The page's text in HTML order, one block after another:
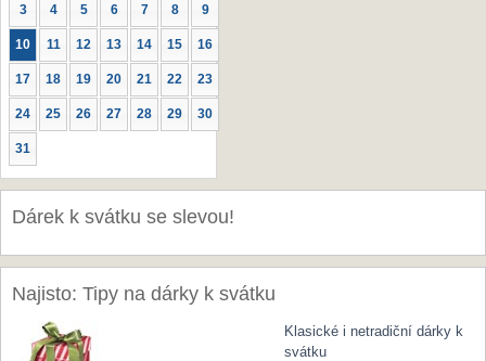
3 4 5 6 7 8 9
10 11 12 13 14 15 16
17 18 19 20 21 22 23
24 25 26 27 28 29 30
31
Dárek k svátku se slevou!
Najisto: Tipy na dárky k svátku
Klasické i netradiční dárky k
svátku